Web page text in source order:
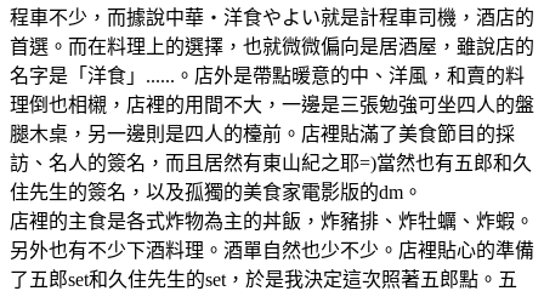
程車不少，而據說中華・洋食やよい就是計程車司機，酒店的
首選。而在料理上的選擇，也就微微偏向是居酒屋，雖說店的
名字是「洋食」......。店外是帶點暖意的中、洋風，和賣的料
理倒也相櫬，店裡的用間不大，一邊是三張勉強可坐四人的盤
腿木桌，另一邊則是四人的檯前。店裡貼滿了美食節目的採
訪、名人的簽名，而且居然有東山紀之耶=)當然也有五郎和久
住先生的簽名，以及孤獨的美食家電影版的dm。
店裡的主食是各式炸物為主的丼飯，炸豬排、炸牡蠣、炸蝦。
另外也有不少下酒料理。酒單自然也少不少。店裡貼心的準備
了五郎set和久住先生的set，於是我決定這次照著五郎點。五